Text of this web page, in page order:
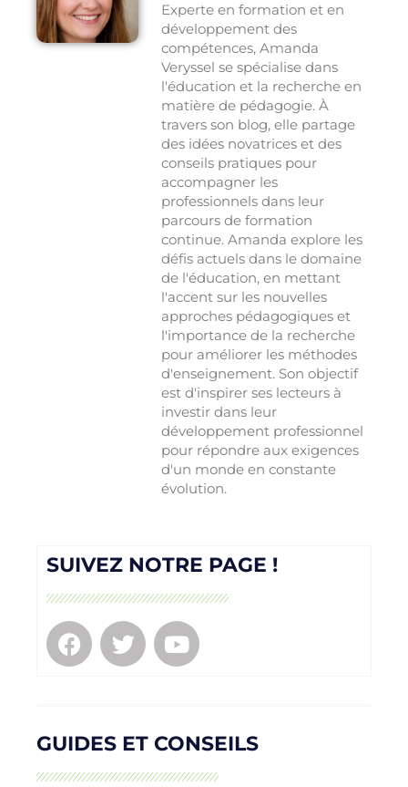
Experte en formation et en
développement des
compétences, Amanda
Veryssel se spécialise dans
l'éducation et la recherche en
matière de pédagogie. À
travers son blog, elle partage
des idées novatrices et des
conseils pratiques pour
accompagner les
professionnels dans leur
parcours de formation
continue. Amanda explore les
défis actuels dans le domaine
de l'éducation, en mettant
l'accent sur les nouvelles
approches pédagogiques et
l'importance de la recherche
pour améliorer les méthodes
d'enseignement. Son objectif
est d'inspirer ses lecteurs à
investir dans leur
développement professionnel
pour répondre aux exigences
d'un monde en constante
évolution.
SUIVEZ NOTRE PAGE !
GUIDES ET CONSEILS